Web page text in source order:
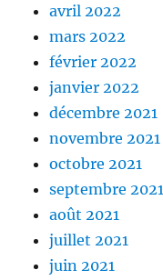
avril 2022
mars 2022
février 2022
janvier 2022
décembre 2021
novembre 2021
octobre 2021
septembre 2021
août 2021
juillet 2021
juin 2021